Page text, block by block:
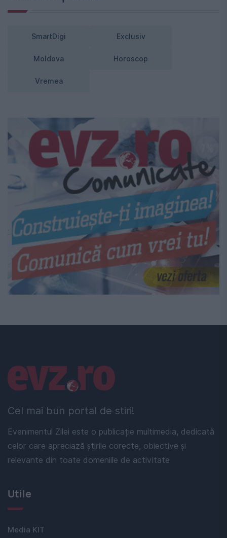
SmartDigi Exclusiv
Moldova Horoscop
Vremea
Cel mai bun portal de stiri!
Evenimentul Zilei este o publicație multimedia, dedicată
celor care apreciază știrile corecte, obiective și
relevante din toate domeniile de activitate
Linkuri utile
Utile
Media KIT